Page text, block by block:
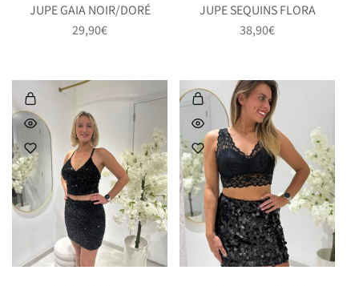
JUPE GAIA NOIR/DORÉ
29,90€
JUPE SEQUINS FLORA
38,90€